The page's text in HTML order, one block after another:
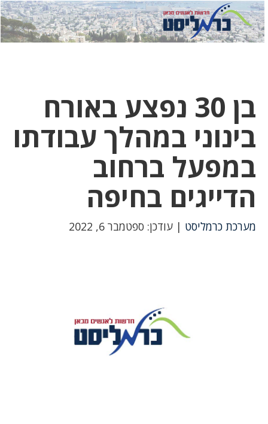
לחץ
כאן
לחץ
כדי
בן 30 נפצע באורח
בינוני במהלך עבודתו
במפעל ברחוב
הדייגים בחיפה
מערכת כרמליסט | עודכן: ספטמבר 6, 2022